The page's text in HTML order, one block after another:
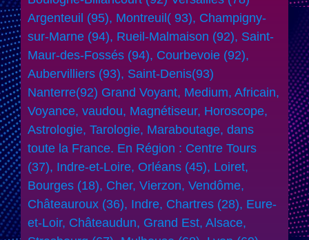
Argenteuil (95), Montreuil( 93), Champigny-
sur-Marne (94), Rueil-Malmaison (92), Saint-
Maur-des-Fossés (94), Courbevoie (92),
Aubervilliers (93), Saint-Denis(93)
Nanterre(92) Grand Voyant, Medium, Africain,
Voyance, vaudou, Magnétiseur, Horoscope,
Astrologie, Tarologie, Maraboutage, dans
toute la France. En Région : Centre Tours
(37), Indre-et-Loire, Orléans (45), Loiret,
Bourges (18), Cher, Vierzon, Vendôme,
Châteauroux (36), Indre, Chartres (28), Eure-
et-Loir, Châteaudun, Grand Est, Alsace,